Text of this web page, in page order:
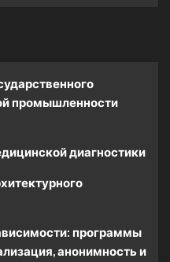
промышленности
диагностики
программы
анонимность и